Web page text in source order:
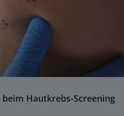
Hautkrebs-Screening